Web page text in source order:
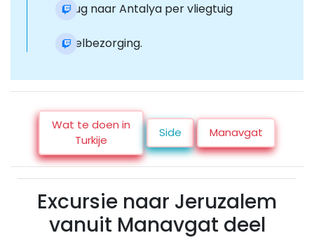
Terug naar Antalya per vliegtuig
Hotelbezorging.
Wat te doen in
Turkije
Side Manavgat
Excursie naar Jeruzalem
vanuit Manavgat deel